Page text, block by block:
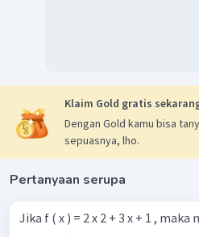
Klaim Gold gratis
Dengan Gold kamu bisa
sepuasnya, lho.
Pertanyaan serupa
Jika f ( x ) = 2 x 2 + 3 x + 1 , maka